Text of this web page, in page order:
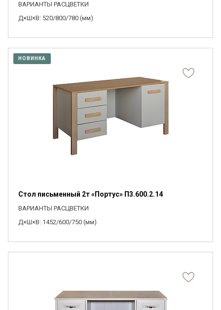
ВАРИАНТЫ РАСЦВЕТКИ
Д×Ш×В: 520/800/780 (мм)
НОВИНКА
Стол письменный 2т «Портус» П3.600.2.14
ВАРИАНТЫ РАСЦВЕТКИ
Д×Ш×В: 1452/600/750 (мм)